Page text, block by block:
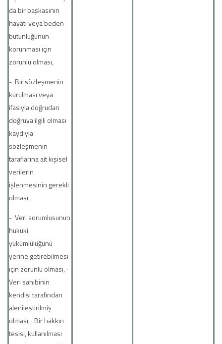
da bir başkasının
hayatı veya beden
bütünlüğünün
korunması için
zorunlu olması,
- Bir sözleşmenin
kurulması veya
ifasıyla doğrudan
doğruya ilgili olması
kaydıyla
sözleşmenin
taraflarına ait kişisel
verilerin
işlenmesinin gerekli
olması,
- Veri sorumlusunun
hukuki
yükümlülüğünü
yerine getirebilmesi
için zorunlu olması, ·
Veri sahibinin
kendisi tarafından
alenileştirilmiş
olması, · Bir hakkın
tesisi, kullanılması